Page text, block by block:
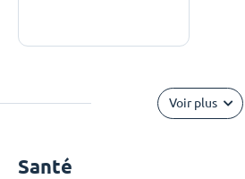
Voir plus
Santé